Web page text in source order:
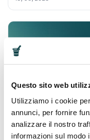
Questo sito web
Utilizziamo i cookie
annunci, per fornire
analizzare il nostro
informazioni sul modo
Glutatione:
Hai mai sentito
sì, forse avrai già